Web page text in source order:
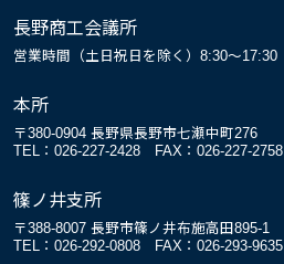
長野商工会議所
営業時間（土日祝日を除く）8:30～17:30
本所
〒380-0904 長野県長野市七瀬中町276
TEL：026-227-2428 FAX：026-227-2758
篠ノ井支所
〒388-8007 長野市篠ノ井布施高田895-1
TEL：026-292-0808 FAX：026-293-9635